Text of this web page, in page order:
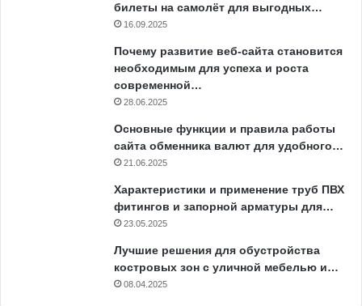
билеты на самолёт для выгодных…
16.09.2025
Почему развитие веб-сайта становится
необходимым для успеха и роста
современной…
28.06.2025
Основные функции и правила работы
сайта обменника валют для удобного…
21.06.2025
Характеристики и применение труб ПВХ
фитингов и запорной арматуры для…
23.05.2025
Лучшие решения для обустройства
костровых зон с уличной мебелью и…
08.04.2025